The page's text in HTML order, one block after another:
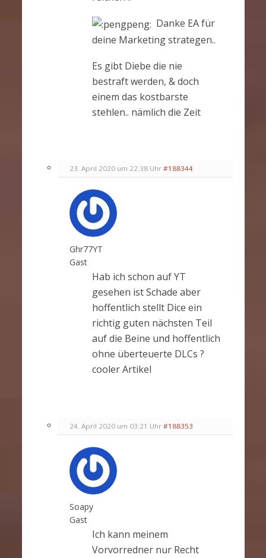
Danke EA für
deine Marketing strategen..
Es gibt Diebe die nie
bestraft werden, & doch
einem das kostbarste
stehlen.. nämlich die Zeit
23. April 2020 um 22:38 Uhr #188344
Ghr77YT
Gast
Hab ich schon auf YT
gesehen ist Schade aber
hoffentlich stellt Dice ein
richtig guten nächsten Teil
auf die Beine und hoffentlich
ohne überteuerte DLCs ?
cooler Artikel
24. April 2020 um 03:21 Uhr #188353
Soapy
Gast
Ich kann meinem
Vorvorredner nur Recht